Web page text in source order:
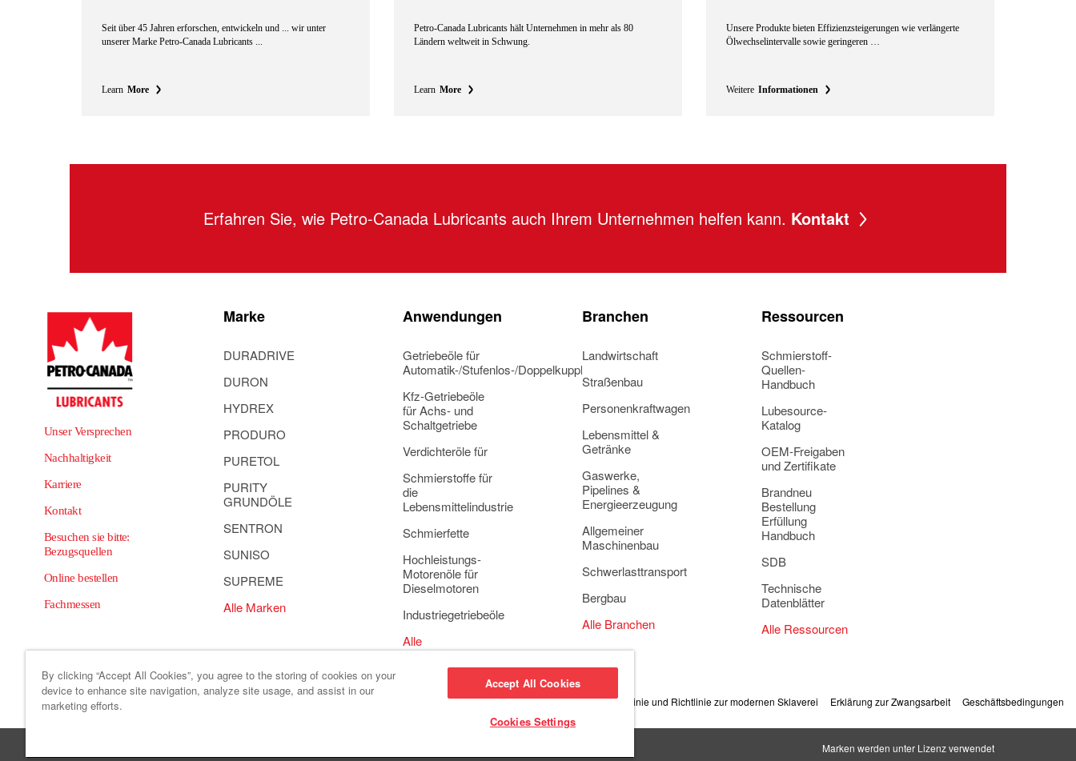
Seit über 45 Jahren erforschen, entwickeln und ... wir unter
unserer Marke Petro-Canada Lubricants ...
Learn More
Petro-Canada Lubricants hält Unternehmen in mehr als 80
Ländern weltweit in Schwung.
Learn More
Unsere Produkte bieten Effizienzsteigerungen wie verlängerte
Ölwechselintervalle sowie geringeren …
Weitere Informationen
Erfahren Sie, wie Petro-Canada Lubricants auch Ihrem Unternehmen helfen kann. Kontakt
Unser Versprechen
Nachhaltigkeit
Karriere
Kontakt
Besuchen sie bitte:
Bezugsquellen
Online bestellen
Fachmessen
Marke
DURADRIVE
DURON
HYDREX
PRODURO
PURETOL
PURITY
GRUNDÖLE
SENTRON
SUNISO
SUPREME
Alle Marken
Anwendungen
Getriebeöle für
Automatik-/Stufenlos-/Doppelkupplungsgetriebe
Kfz-Getriebeöle
für Achs- und
Schaltgetriebe
Verdichteröle für
Schmierstoffe für
die
Lebensmittelindustrie
Schmierfette
Hochleistungs-
Motorenöle für
Dieselmotoren
Industriegetriebeöle
Alle
Anwendungsbereiche
Branchen
Landwirtschaft
Straßenbau
Personenkraftwagen
Lebensmittel &
Getränke
Gaswerke,
Pipelines &
Energieerzeugung
Allgemeiner
Maschinenbau
Schwerlasttransport
Bergbau
Alle Branchen
Ressourcen
Schmierstoff-
Quellen-
Handbuch
Lubesource-
Katalog
OEM-Freigaben
und Zertifikate
Brandneu
Bestellung
Erfüllung
Handbuch
SDB
Technische
Datenblätter
Alle Ressourcen
Sitemap Verhaltens- und ethikkodex Datenschutzrichtlinie Menschenrechtsrichtlinie und Richtlinie zur modernen Sklaverei Erklärung zur Zwangsarbeit Geschäftsbedingungen
Marken werden unter Lizenz verwendet
By clicking “Accept All Cookies”, you agree to the storing of cookies on your
device to enhance site navigation, analyze site usage, and assist in our
marketing efforts.
Accept All Cookies
Cookies Settings